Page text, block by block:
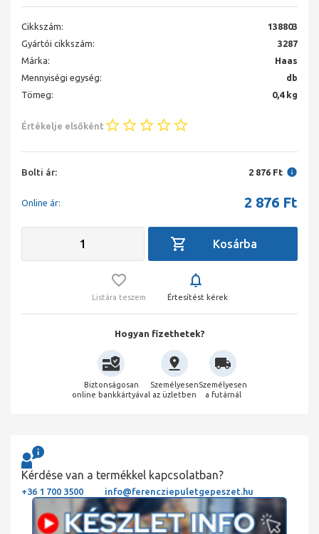
Cikkszám:
138803
Gyártói cikkszám:
3287
Márka:
Haas
Mennyiségi egység:
db
Tömeg:
0,4 kg
Értékelje elsőként
Bolti ár: 2 876 Ft
Online ár: 2 876 Ft
Listára teszem Értesítést kérek
Hogyan fizethetek?
Biztonságosan
online bankkártyával
Személyesen
az üzletben
Személyesen
a futárnál
Kérdése van a termékkel kapcsolatban?
+36 1 700 3500 info@ferencziepuletgepeszet.hu